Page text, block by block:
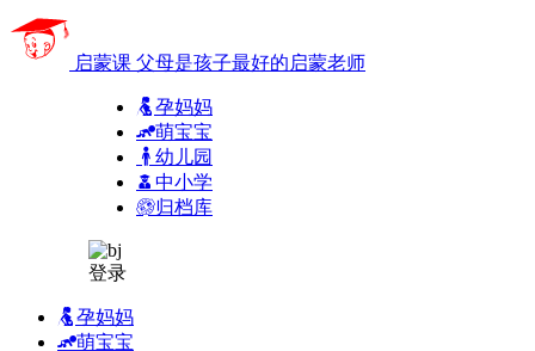
启蒙课 父母是孩子最好的启蒙老师
孕妈妈
萌宝宝
幼儿园
中小学
归档库
登录
孕妈妈
萌宝宝